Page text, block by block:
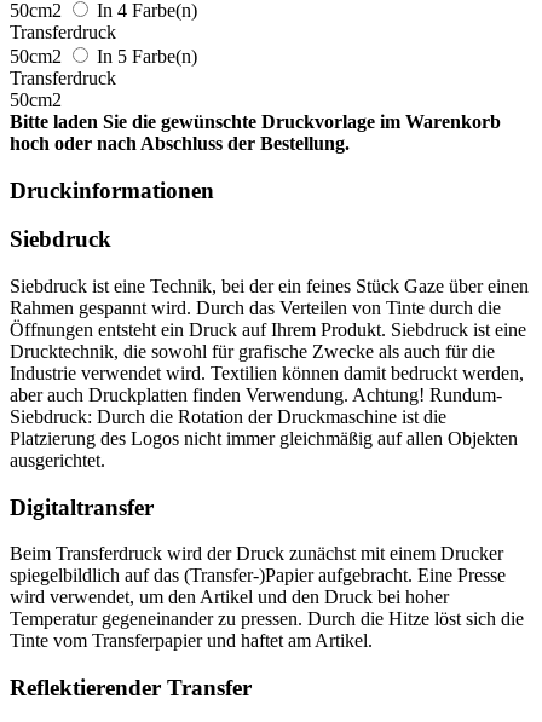
50cm2
In 4 Farbe(n)
Transferdruck
50cm2
In 5 Farbe(n)
Transferdruck
50cm2
Bitte laden Sie die gewünschte Druckvorlage im Warenkorb
hoch oder nach Abschluss der Bestellung.
Druckinformationen
Siebdruck
Siebdruck ist eine Technik, bei der ein feines Stück Gaze über einen
Rahmen gespannt wird. Durch das Verteilen von Tinte durch die
Öffnungen entsteht ein Druck auf Ihrem Produkt. Siebdruck ist eine
Drucktechnik, die sowohl für grafische Zwecke als auch für die
Industrie verwendet wird. Textilien können damit bedruckt werden,
aber auch Druckplatten finden Verwendung. Achtung! Rundum-
Siebdruck: Durch die Rotation der Druckmaschine ist die
Platzierung des Logos nicht immer gleichmäßig auf allen Objekten
ausgerichtet.
Digitaltransfer
Beim Transferdruck wird der Druck zunächst mit einem Drucker
spiegelbildlich auf das (Transfer-)Papier aufgebracht. Eine Presse
wird verwendet, um den Artikel und den Druck bei hoher
Temperatur gegeneinander zu pressen. Durch die Hitze löst sich die
Tinte vom Transferpapier und haftet am Artikel.
Reflektierender Transfer